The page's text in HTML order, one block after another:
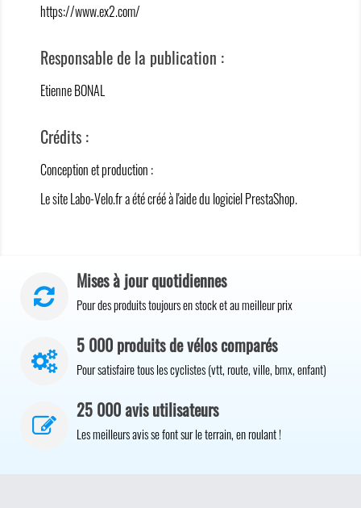
https://www.ex2.com/
Responsable de la publication :
Etienne BONAL
Crédits :
Conception et production :
Le site Labo-Velo.fr a été créé à l'aide du logicielPrestaShop.
Mises à jour quotidiennes
Pour des produits toujours en stock et au meilleur prix
5 000 produits de vélos comparés
Pour satisfaire tous les cyclistes (vtt, route, ville, bmx, enfant)
25 000 avis utilisateurs
Les meilleurs avis se font sur le terrain, en roulant !